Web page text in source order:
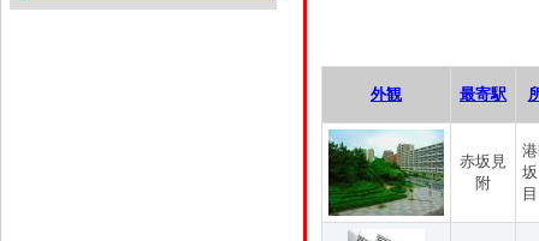
外観 最寄駅
赤坂見
附
目